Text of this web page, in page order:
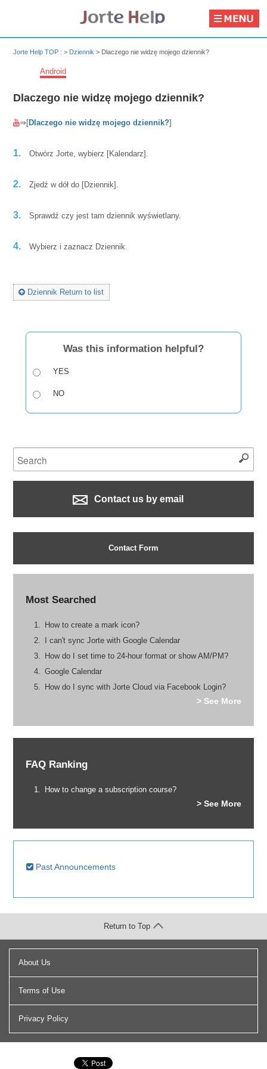
Jorte Help TOP :> Dziennik > Dlaczego nie widzę mojego dziennik?
Android
Dlaczego nie widzę mojego dziennik?
⇒[Dlaczego nie widzę mojego dziennik?]
1. Otwórz Jorte, wybierz [Kalendarz].
2. Zjedź w dół do [Dziennik].
3. Sprawdź czy jest tam dziennik wyświetlany.
4. Wybierz i zaznacz Dziennik.
Dziennik Return to list
Was this information helpful?
YES
NO
Contact us by email
Contact Form
Most Searched
How to create a mark icon?
I can't sync Jorte with Google Calendar
How do I set time to 24-hour format or show AM/PM?
Google Calendar
How do I sync with Jorte Cloud via Facebook Login?
> See More
FAQ Ranking
How to change a subscription course?
> See More
Past Announcements
About Us
Terms of Use
Privacy Policy
Return to Top